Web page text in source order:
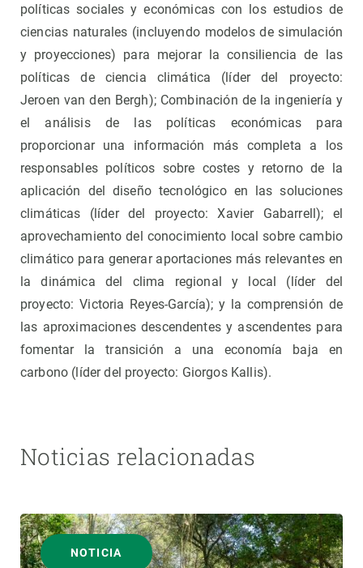
políticas sociales y económicas con los estudios de
ciencias naturales (incluyendo modelos de simulación
y proyecciones) para mejorar la consiliencia de las
políticas de ciencia climática (líder del proyecto:
Jeroen van den Bergh); Combinación de la ingeniería y
el análisis de las políticas económicas para
proporcionar una información más completa a los
responsables políticos sobre costes y retorno de la
aplicación del diseño tecnológico en las soluciones
climáticas (líder del proyecto: Xavier Gabarrell); el
aprovechamiento del conocimiento local sobre cambio
climático para generar aportaciones más relevantes en
la dinámica del clima regional y local (líder del
proyecto: Victoria Reyes-García); y la comprensión de
las aproximaciones descendentes y ascendentes para
fomentar la transición a una economía baja en
carbono (líder del proyecto: Giorgos Kallis).
Noticias relacionadas
NOTICIA